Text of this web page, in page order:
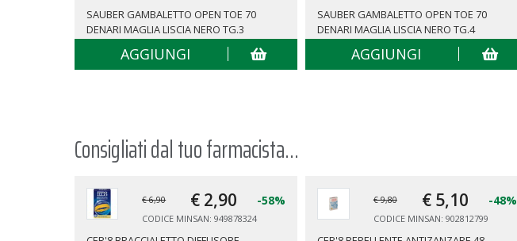
SAUBER GAMBALETTO OPEN TOE 70
DENARI MAGLIA LISCIA NERO TG.3
AGGIUNGI
SAUBER GAMBALETTO OPEN TOE 70
DENARI MAGLIA LISCIA NERO TG.4
AGGIUNGI
Consigliati dal tuo farmacista...
€ 6,90 € 2,90 -58%
CODICE MINSAN: 949878324
€ 9,80 € 5,10 -48%
CODICE MINSAN: 902812799